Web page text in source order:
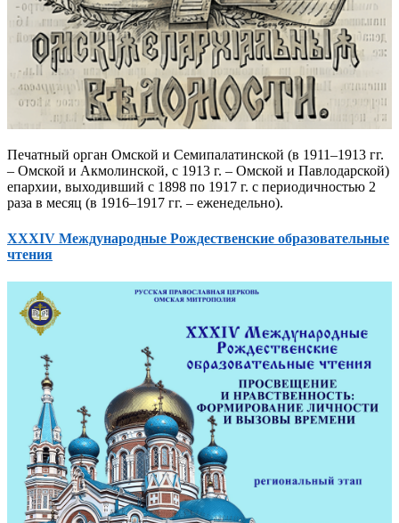
Печатный орган Омской и Семипалатинской (в 1911–1913 гг.
– Омской и Акмолинской, с 1913 г. – Омской и Павлодарской)
епархии, выходивший с 1898 по 1917 г. с периодичностью 2
раза в месяц (в 1916–1917 гг. – еженедельно).
XXXIV Международные Рождественские образовательные
чтения